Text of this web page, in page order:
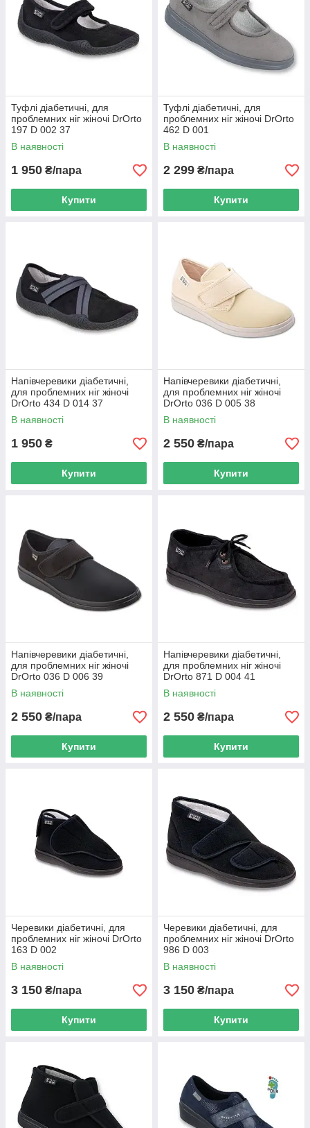
Туфлі діабетичні, для
проблемних ніг жіночі DrOrto
197 D 002 37
В наявності
1 950 ₴/пара
Купити
Туфлі діабетичні, для
проблемних ніг жіночі DrOrto
462 D 001
В наявності
2 299 ₴/пара
Купити
Напівчеревики діабетичні,
для проблемних ніг жіночі
DrOrto 434 D 014 37
В наявності
1 950 ₴
Купити
Напівчеревики діабетичні,
для проблемних ніг жіночі
DrOrto 036 D 005 38
В наявності
2 550 ₴/пара
Купити
Напівчеревики діабетичні,
для проблемних ніг жіночі
DrOrto 036 D 006 39
В наявності
2 550 ₴/пара
Купити
Напівчеревики діабетичні,
для проблемних ніг жіночі
DrOrto 871 D 004 41
В наявності
2 550 ₴/пара
Купити
Черевики діабетичні, для
проблемних ніг жіночі DrOrto
163 D 002
В наявності
3 150 ₴/пара
Купити
Черевики діабетичні, для
проблемних ніг жіночі DrOrto
986 D 003
В наявності
3 150 ₴/пара
Купити